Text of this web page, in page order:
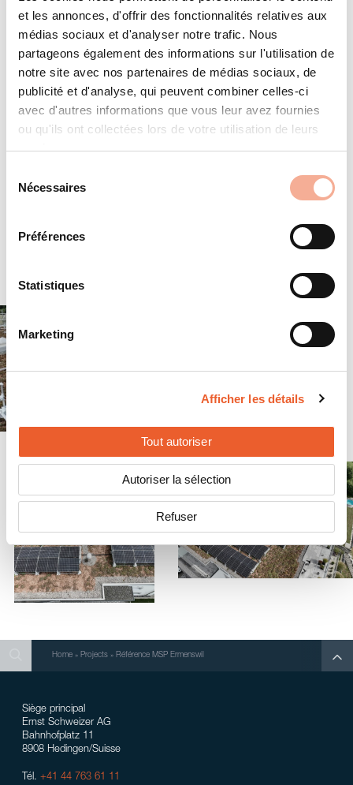
et les annonces, d'offrir des fonctionnalités relatives aux
médias sociaux et d'analyser notre trafic. Nous
partageons également des informations sur l'utilisation de
notre site avec nos partenaires de médias sociaux, de
publicité et d'analyse, qui peuvent combiner celles-ci
avec d'autres informations que vous leur avez fournies
ou qu'ils ont collectées lors de votre utilisation de leurs
services.
Nécessaires
Préférences
Statistiques
Marketing
Afficher les détails
Tout autoriser
Autoriser la sélection
Refuser
Search
Home » Projects » Référence MSP Ermenswil
Siège principal
Ernst Schweizer AG
Bahnhofplatz 11
8908 Hedingen/Suisse
Tél. +41 44 763 61 11